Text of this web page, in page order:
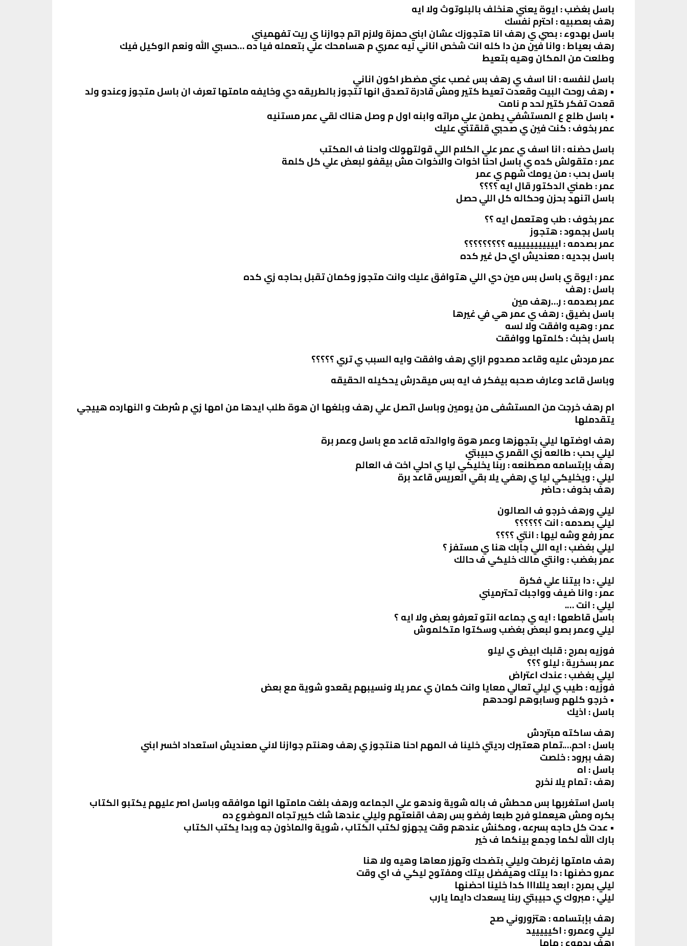
باسل بغضب : ايوة يعني هنخلف بالبلوتوث ولا ايه
رهف بعصبيه : احترم نفسك
باسل بهدوء : بصي ي رهف انا هتجوزك عشان ابني حمزة ولازم اتم جوازنا ي ريت تفهميني
رهف بعياط : وانا فين من دا كله انت شخص اناني ليه عمري م هسامحك علي بتعمله فيا ده …حسبي الله ونعم الوكيل فيك
وطلعت من المكان وهيه بتعيط
باسل لنفسه : انا اسف ي رهف بس غصب عني مضطر اكون اناني
• رهف روحت البيت وقعدت تعيط كتير ومش قادرة تصدق انها تتجوز بالطريقه دي وخايفه مامتها تعرف ان باسل متجوز وعندو ولد
قعدت تفكر كتير لحد م نامت
• ‏باسل طلع ع المستشفي يطمن علي مراته وابنه اول م وصل هناك لقي عمر مستنيه
عمر بخوف : كنت فين ي صحبي قلقتني عليك
باسل حضنه : انا اسف ي عمر علي الكلام اللي قولتهولك واحنا ف المكتب
عمر : متقولش كده ي باسل احنا اخوات والاخوات مش بيقفو لبعض علي كل كلمة
باسل بحب : من يومك شهم ي عمر
عمر : طمني الدكتور قال ايه ؟؟؟؟
باسل اتنهد بحزن وحكاله كل اللي حصل
عمر بخوف : طب وهتعمل ايه ؟؟
باسل بجمود : هتجوز
عمر بصدمه : ايييييييييييه ؟؟؟؟؟؟؟؟؟
باسل بجديه : معنديش اي حل غير كده
عمر : ايوة ي باسل بس مين دي اللي هتوافق عليك وانت متجوز وكمان تقبل بحاجه زي كده
باسل : رهف
عمر بصدمه : ر…رهف مين
باسل بضيق : رهف ي عمر هي في غيرها
عمر : وهيه وافقت ولا لسه
باسل بخبث : كلمتها ووافقت
عمر مردش عليه وقاعد مصدوم ازاي رهف وافقت وايه السبب ي تري ؟؟؟؟؟
وباسل قاعد وعارف صحبه بيفكر ف ايه بس ميقدرش يحكيله الحقيقه
ام رهف خرجت من المستشفى من يومين وباسل اتصل علي رهف وبلغها ان هوة طلب ايدها من امها زي م شرطت و النهارده هييجي
يتقدملها
رهف اوضتها ليلي بتجهزها وعمر هوة واوالدته قاعد مع باسل وعمر برة
ليلي بحب : طالعه زي القمر ي حبيبتي
رهف بإبتسامه مصطنعه : ربنا يخليكي ليا ي احلي اخت ف العالم
ليلي : ويخليكي ليا ي رهفي يلا بقي العريس قاعد برة
رهف بخوف : حاضر
ليلي ورهف خرجو ف الصالون
ليلي بصدمه : انت ؟؟؟؟؟؟
عمر رفع وشه ليها : انتي ؟؟؟؟
ليلي بغضب : ايه اللي جابك هنا ي مستفز ؟
عمر بغضب : وانتي مالك خليكي ف حالك
ليلي : دا بيتنا علي فكرة
عمر : وانا ضيف وواجبك تحترميني
ليلي : انت ….
باسل قاطعها : ايه ي جماعه انتو تعرفو بعض ولا ايه ؟
ليلي وعمر بصو لبعض بغضب وسكتوا متكلموش
فوزيه بمرح : قلبك ابيض ي ليلو
عمر بسخرية : ليلو ؟؟؟
ليلي بغضب : عندك اعتراض
فوزيه : طيب ي ليلي تعالي معايا وانت كمان ي عمر يلا ونسيبهم يقعدو شوية مع بعض
• خرجو كلهم وسابوهم لوحدهم
باسل : اذيك
رهف ساكته مبتردش
باسل : احم….تمام هعتبرك رديتي خلينا ف المهم احنا هنتجوز ي رهف وهنتم جوازنا لاني معنديش استعداد اخسر ابني
رهف ببرود : خلصت
باسل : اه
رهف : تمام يلا نخرج
باسل استغربها بس محطش ف باله شوية وندهو علي الجماعه ورهف بلغت مامتها انها موافقه وباسل اصر عليهم يكتبو الكتاب
بكره ومش هيعملو فرح طبعا رفضو بس رهف اقنعتهم وليلي عندها شك كبير تجاه الموضوع ده
• عدت كل حاجه بسرعه ، ومكنش عندهم وقت يجهزو لكتب الكتاب ، شوية والماذون جه وبدا يكتب الكتاب
بارك الله لكما وجمع بينكما ف خير
رهف مامتها زغرطت وليلي بتضحك وتهزر معاها وهيه ولا هنا
عمرو حضنها : دا بيتك وهيفضل بيتك ومفتوح ليكي ف اي وقت
ليلي بمرح : ابعد يللاااا كدا خلينا احضنها
ليلي : مبروك ي حبيبتي ربنا يسعدك دايما يارب
رهف بإبتسامه : هتزوروني صح
ليلي وعمرو : اكيييييد